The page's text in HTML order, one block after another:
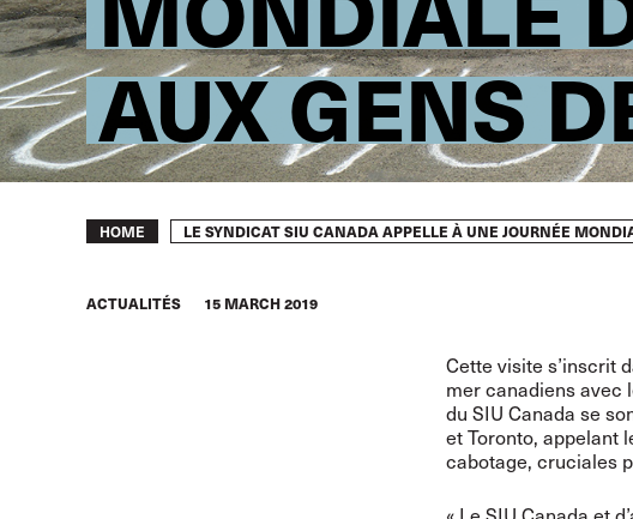
AUX GENS
Breadcrumb
HOME LE SYNDICAT SIU CANADA APPELLE À UNE JOURNÉE
ACTUALITÉS 15 MARCH 2019
Cette visite s’inscrit
mer canadiens avec
du SIU Canada se
et Toronto, appelant
cabotage, cruciales